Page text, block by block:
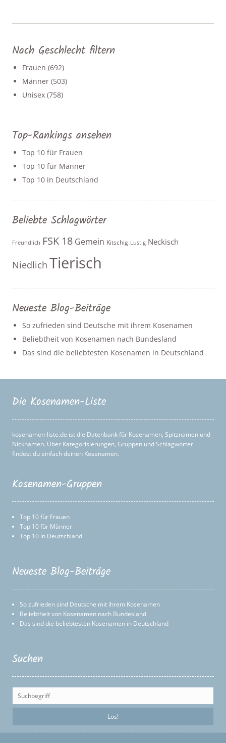
Nach Geschlecht filtern
Frauen (692)
Männer (503)
Unisex (758)
Top-Rankings ansehen
Top 10 für Frauen
Top 10 für Männer
Top 10 in Deutschland
Beliebte Schlagwörter
Freundlich FSK 18 Gemein Kitschig Lustig Neckisch
Niedlich Tierisch
Neueste Blog-Beiträge
So zufrieden sind Deutsche mit ihrem Kosenamen
Beliebtheit von Kosenamen nach Bundesland
Das sind die beliebtesten Kosenamen in Deutschland
Die Kosenamen-Liste
kosenamen-liste.de ist die Datenbank für Kosenamen, Spitznamen und
Nicknamen. Über Kategorisierungen, Gruppen und Schlagwörter
findest du einfach deinen Kosenamen.
Kosenamen-Gruppen
Top 10 für Frauen
Top 10 für Männer
Top 10 in Deutschland
Neueste Blog-Beiträge
So zufrieden sind Deutsche mit ihrem Kosenamen
Beliebtheit von Kosenamen nach Bundesland
Das sind die beliebtesten Kosenamen in Deutschland
Suchen